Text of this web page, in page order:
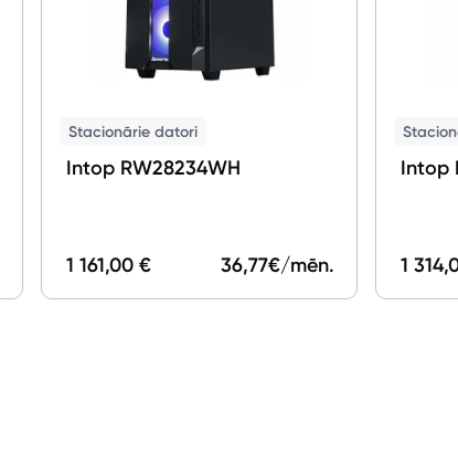
Stacionārie datori
Intop RW28234WH
1 161,00 € 36,77€/mēn.
Intop
1